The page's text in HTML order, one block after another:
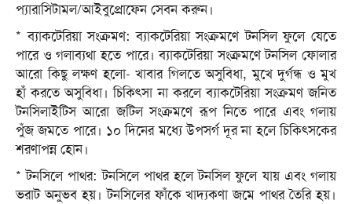
প্যারাসিটামল/আইবুপ্রোফেন সেবন করুন।
* ব্যাকটেরিয়া সংক্রমণ: ব্যাকটেরিয়া সংক্রমণে টনসিল ফুলে যেতে
পারে ও গলাব্যথা হতে পারে। ব্যাকটেরিয়া সংক্রমণে টনসিল ফোলার
আরো কিছু লক্ষণ হলো- খাবার গিলতে অসুবিধা, মুখে দুর্গন্ধ ও মুখ
হাঁ করতে অসুবিধা। চিকিৎসা না করলে ব্যাকটেরিয়া সংক্রমণ জনিত
টনসিলাইটিস আরো জটিল সংক্রমণে রূপ নিতে পারে এবং গলায়
পুঁজ জমতে পারে। ১০ দিনের মধ্যে উপসর্গ দূর না হলে চিকিৎসকের
শরণাপন্ন হোন।
* টনসিলে পাথর: টনসিলে পাথর হলে টনসিল ফুলে যায় এবং গলায়
ভরাট অনুভব হয়। টনসিলের ফাঁকে খাদ্যকণা জমে পাথর তৈরি হয়।